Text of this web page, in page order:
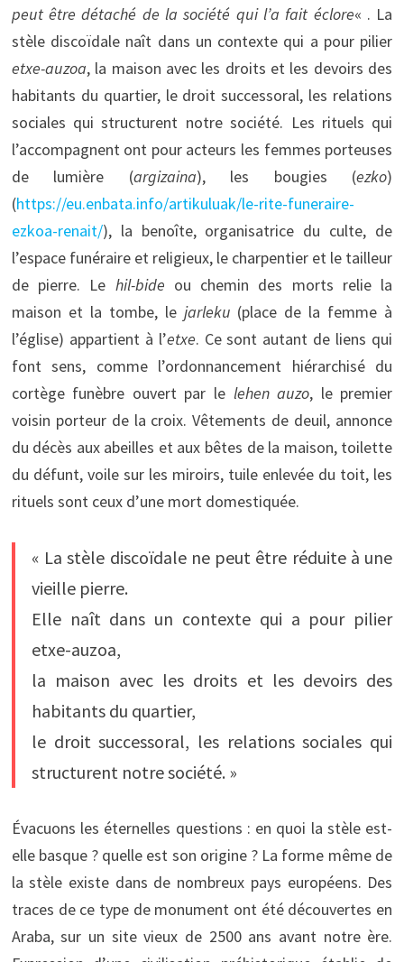
peut être détaché de la société qui l’a fait éclore« . La
stèle discoïdale naît dans un contexte qui a pour pilier
etxe-auzoa, la maison avec les droits et les devoirs des
habitants du quartier, le droit successoral, les relations
sociales qui structurent notre société. Les rituels qui
l’accompagnent ont pour acteurs les femmes porteuses
de lumière (argizaina), les bougies (ezko)
(https://eu.enbata.info/artikuluak/le-rite-funeraire-
ezkoa-renait/), la benoîte, organisatrice du culte, de
l’espace funéraire et religieux, le charpentier et le tailleur
de pierre. Le hil-bide ou chemin des morts relie la
maison et la tombe, lejarleku (place de la femme à
l’église) appartient à l’etxe. Ce sont autant de liens qui
font sens, comme l’ordonnancement hiérarchisé du
cortège funèbre ouvert par le lehen auzo, le premier
voisin porteur de la croix. Vêtements de deuil, annonce
du décès aux abeilles et aux bêtes de la maison, toilette
du défunt, voile sur les miroirs, tuile enlevée du toit, les
rituels sont ceux d’une mort domestiquée.
« La stèle discoïdale ne peut être réduite à une
vieille pierre.
Elle naît dans un contexte qui a pour pilier
etxe-auzoa,
la maison avec les droits et les devoirs des
habitants du quartier,
le droit successoral, les relations sociales qui
structurent notre société. »
Évacuons les éternelles questions : en quoi la stèle est-
elle basque ? quelle est son origine ? La forme même de
la stèle existe dans de nombreux pays européens. Des
traces de ce type de monument ont été découvertes en
Araba, sur un site vieux de 2500 ans avant notre ère.